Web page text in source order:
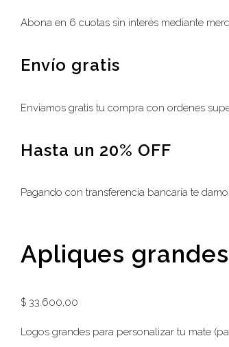
Abona en 6 cuotas sin interés mediante
Envío gratis
Enviamos gratis tu compra con ordenes
Hasta un 20% OFF
Pagando con transferencia bancaría te
Apliques
$ 33.600,00
Logos grandes para personalizar tu mate